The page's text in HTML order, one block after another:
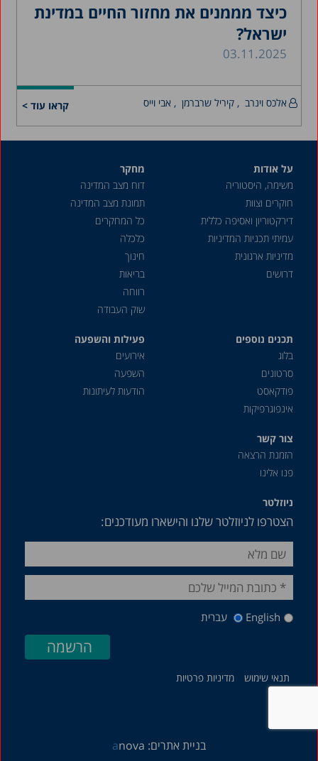
אפריל 2018
נובמבר 2017
כיצד מממנים את מחזור החיים במדינת
ישראל?
03.11.2025
קראו עוד > אלכס וינרב , קיריל שרברמן , אבי וייס
על אודות
משימה, היסטוריה
חוקרים וצוות
דירקטוריון ואסיפה כללית
עמיתי תכניות המדיניות
מדיניות ארגונית
דרושים
מחקר
דוח מצב המדינה
תמונת מצב המדינה
כל המחקרים
כלכלה
חינוך
בריאות
רווחה
שוק העבודה
תכנים נוספים
בלוג
סרטונים
פודקאסט
אינפוגרפיקות
פעילות והשפעה
אירועים
השפעה
הודעות לעיתונות
צור קשר
הזמנת הרצאה
פנו אלינו
ניוזלטר
הצטרפו לניוזלטר שלנו והישארו מעודכנים:
English עברית
תנאי שימוש מדיניות פרטיות
בניית אתרים: anova